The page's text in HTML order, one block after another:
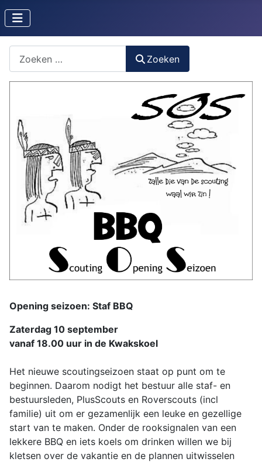
Zoeken
Opening seizoen: Staf BBQ
Zaterdag 10 september
vanaf 18.00 uur in de Kwakskoel
Het nieuwe scoutingseizoen staat op punt om te
beginnen. Daarom nodigt het bestuur alle staf- en
bestuursleden, PlusScouts en Roverscouts (incl
familie) uit om er gezamenlijk een leuke en gezellige
start van te maken. Onder de rooksignalen van een
lekkere BBQ en iets koels om drinken willen we bij
kletsen over de vakantie en de plannen uitwisselen